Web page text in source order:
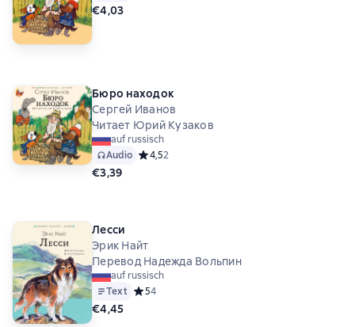
€4,03
Бюро находок
Сергей Иванов
Читает Юрий Кузаков
auf russisch
Audio Средний рейтинг 4,5 на основе 2 оценок
4,52
€3,39
Лесси
Эрик Найт
Перевод Надежда Вольпин
auf russisch
Text Средний рейтинг 5 на основе 4 оценок
54
€4,45